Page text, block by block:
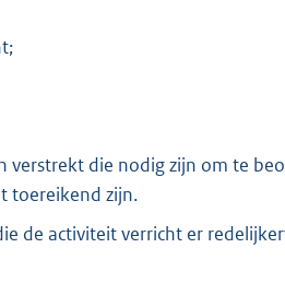
verstrekt die nodig zijn om te
toereikend zijn.
de activiteit verricht er